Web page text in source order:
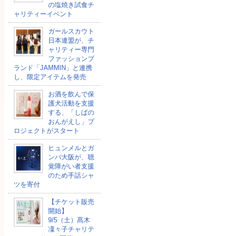
の塩焼き試食チ
ャリティーイベント
ガールスカウト
日本連盟が、チ
ャリティー専門
ファッションブ
ランド「JAMMIN」と連携
し、限定アイテムを発売
お酒を飲んで保
護犬活動を支援
する、「しばの
おんがえし」プ
ロジェクトがスタート
ヒュンメルとガ
ンバ大阪が、聴
覚障がい者支援
のため手話シャ
ツを寄付
【チケット販売
開始】
9/5（土）髙木
凜々子チャリテ